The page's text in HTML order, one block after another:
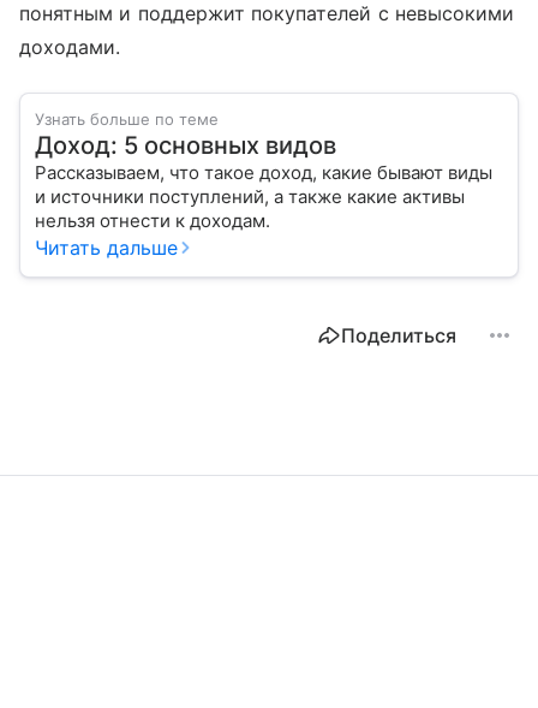
понятным и поддержит покупателей с невысокими
доходами.
Узнать больше по теме
Доход: 5 основных видов
Рассказываем, что такое доход, какие бывают виды
и источники поступлений, а также какие активы
нельзя отнести к доходам.
Читать дальше
Поделиться